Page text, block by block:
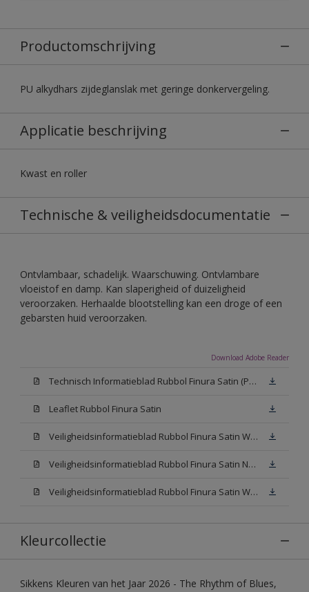
Productomschrijving
PU alkydhars zijdeglanslak met geringe donkervergeling.
Applicatie beschrijving
Kwast en roller
Technische & veiligheidsdocumentatie
Ontvlambaar, schadelijk. Waarschuwing. Ontvlambare
vloeistof en damp. Kan slaperigheid of duizeligheid
veroorzaken. Herhaalde blootstelling kan een droge of een
gebarsten huid veroorzaken.
Download Adobe Reader
Technisch Informatieblad Rubbol Finura Satin (PDF)
Leaflet Rubbol Finura Satin
Veiligheidsinformatieblad Rubbol Finura Satin W05 (MSDS)
Veiligheidsinformatieblad Rubbol Finura Satin N00 (MSDS)
Veiligheidsinformatieblad Rubbol Finura Satin White (MSDS)
Kleurcollectie
Sikkens Kleuren van het Jaar 2026 - The Rhythm of Blues,